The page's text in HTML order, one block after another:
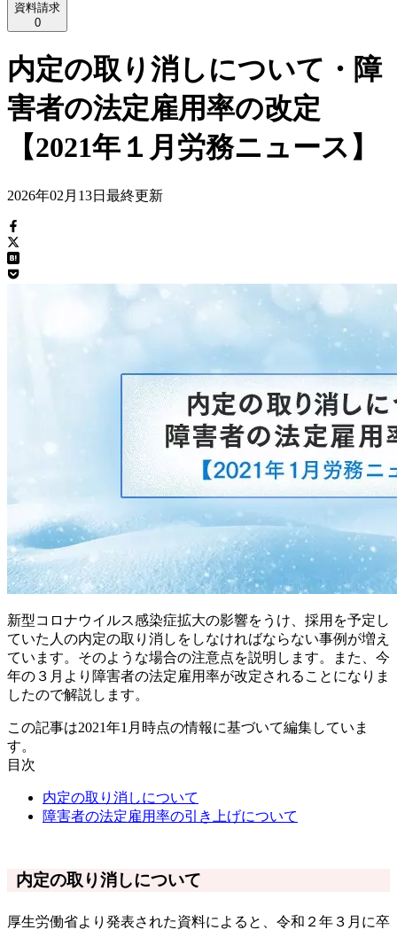
資料請求
0
内定の取り消しについて・障
害者の法定雇用率の改定
【2021年１月労務ニュース】
2026年02月13日 最終更新
新型コロナウイルス感染症拡大の影響をうけ、採用を予定し
ていた人の内定の取り消しをしなければならない事例が増え
ています。そのような場合の注意点を説明します。また、今
年の３月より障害者の法定雇用率が改定されることになりま
したので解説します。
この記事は2021年1月時点の情報に基づいて編集していま
す。
目次
内定の取り消しについて
障害者の法定雇用率の引き上げについて
内定の取り消しについて
厚生労働省より発表された資料によると、令和２年３月に卒